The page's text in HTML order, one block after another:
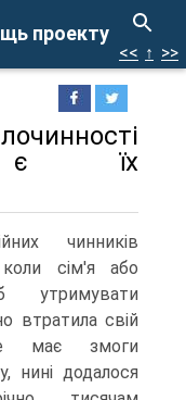
проекту
<< ↑ >>
є їх
чинників
коли сім'я або
утримувати
втратила свій
має змоги
нині додалося